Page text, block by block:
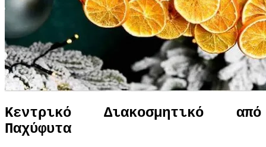
Κεντρικό Διακοσμητικό από
Παχύφυτα